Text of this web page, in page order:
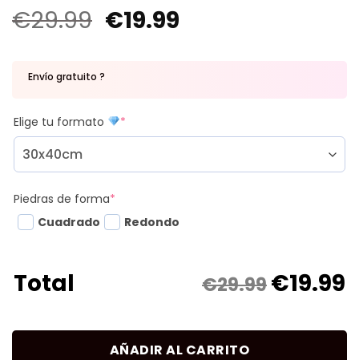
€29.99 €19.99
Envío gratuito ?
Elige tu formato *
Piedras de forma*
Cuadrado
Redondo
Total €29.99€19.99
AÑADIR AL CARRITO